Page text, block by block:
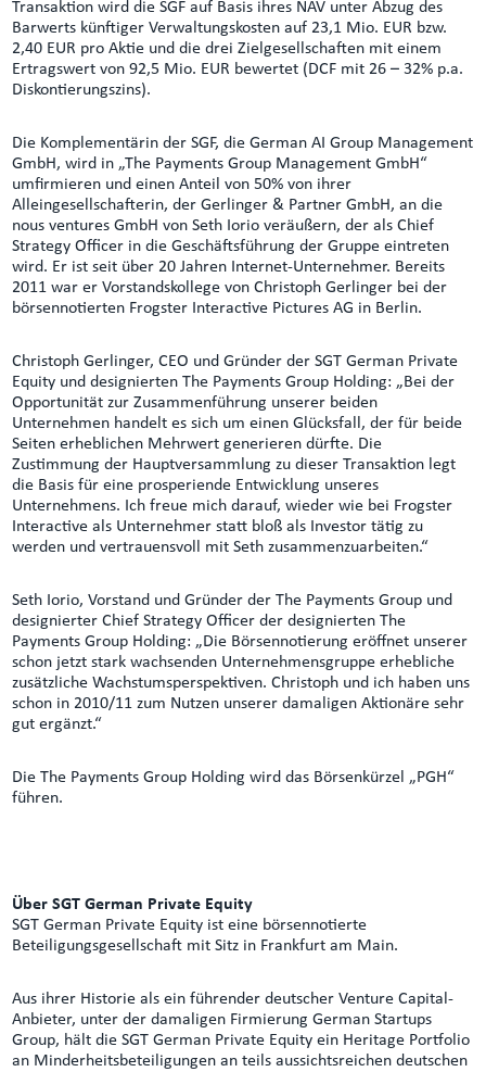
Transaktion wird die SGF auf Basis ihres NAV unter Abzug des
Barwerts künftiger Verwaltungskosten auf 23,1 Mio. EUR bzw.
2,40 EUR pro Aktie und die drei Zielgesellschaften mit einem
Ertragswert von 92,5 Mio. EUR bewertet (DCF mit 26 – 32% p.a.
Diskontierungszins).
Die Komplementärin der SGF, die German AI Group Management
GmbH, wird in „The Payments Group Management GmbH“
umfirmieren und einen Anteil von 50% von ihrer
Alleingesellschafterin, der Gerlinger & Partner GmbH, an die
nous ventures GmbH von Seth Iorio veräußern, der als Chief
Strategy Officer in die Geschäftsführung der Gruppe eintreten
wird. Er ist seit über 20 Jahren Internet-Unternehmer. Bereits
2011 war er Vorstandskollege von Christoph Gerlinger bei der
börsennotierten Frogster Interactive Pictures AG in Berlin.
Christoph Gerlinger, CEO und Gründer der SGT German Private
Equity und designierten The Payments Group Holding: „Bei der
Opportunität zur Zusammenführung unserer beiden
Unternehmen handelt es sich um einen Glücksfall, der für beide
Seiten erheblichen Mehrwert generieren dürfte. Die
Zustimmung der Hauptversammlung zu dieser Transaktion legt
die Basis für eine prosperiende Entwicklung unseres
Unternehmens. Ich freue mich darauf, wieder wie bei Frogster
Interactive als Unternehmer statt bloß als Investor tätig zu
werden und vertrauensvoll mit Seth zusammenzuarbeiten.“
Seth Iorio, Vorstand und Gründer der The Payments Group und
designierter Chief Strategy Officer der designierten The
Payments Group Holding: „Die Börsennotierung eröffnet unserer
schon jetzt stark wachsenden Unternehmensgruppe erhebliche
zusätzliche Wachstumsperspektiven. Christoph und ich haben uns
schon in 2010/11 zum Nutzen unserer damaligen Aktionäre sehr
gut ergänzt.“
Die The Payments Group Holding wird das Börsenkürzel „PGH“
führen.
Über SGT German Private Equity
SGT German Private Equity ist eine börsennotierte
Beteiligungsgesellschaft mit Sitz in Frankfurt am Main.
Aus ihrer Historie als ein führender deutscher Venture Capital-
Anbieter, unter der damaligen Firmierung German Startups
Group, hält die SGT German Private Equity ein Heritage Portfolio
an Minderheitsbeteiligungen an teils aussichtsreichen deutschen